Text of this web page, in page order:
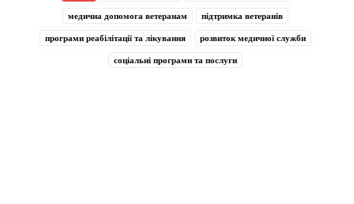
медична допомога ветеранам підтримка ветеранів
програми реабілітації та лікування розвиток медичної служби
соціальні програми та послуги